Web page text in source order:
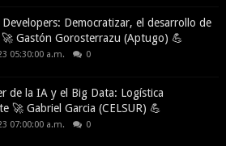
Democratizar, el desarrollo de
Gastón Gorosterrazu (Aptugo) 💪
05:30:00 a.m. 0
de la IA y el Big Data: Logística
🚀 Gabriel Garcia (CELSUR) 💪
07:00:00 a.m. 0